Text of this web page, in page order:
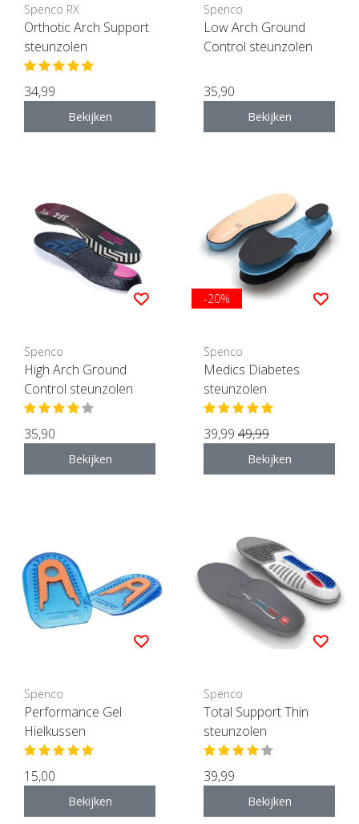
Spenco RX
Orthotic Arch Support
steunzolen
34,99
Bekijken
Spenco
Low Arch Ground
Control steunzolen
35,90
Bekijken
Spenco
High Arch Ground
Control steunzolen
35,90
Bekijken
-20%
Spenco
Medics Diabetes
steunzolen
39,99 49,99
Bekijken
Spenco
Performance Gel
Hielkussen
15,00
Bekijken
Spenco
Total Support Thin
steunzolen
39,99
Bekijken